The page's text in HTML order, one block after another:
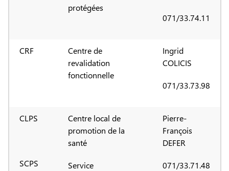
protégées
071/33.74.11
CRF
Centre de
revalidation
fonctionnelle
Ingrid
COLICIS
071/33.73.98
CLPS
SCPS
Centre local de
promotion de la
santé
Service
Pierre-
François
DEFER
071/33.71.48